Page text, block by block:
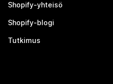
Shopify-yhteisö
Shopify-blogi
Tutkimus